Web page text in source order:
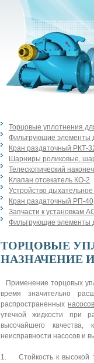
Торцовые уплотнения
Фильтрующие элементы
Кран раздаточный РКТ-
Шарниры роликовые,
Телескопический
Клапан отсекатель КО-2
Устройство
Кран раздаточный РП-40
Запчасти к установкам
Фильтрующие элементы
ТОРЦОВЫЕ
НАЗНАЧЕНИЕ
Применение торцовых
время значительно
распространенных
утечкой жидкости при
высочайшего
неисправности насосов и
1. Стойкость к высокой